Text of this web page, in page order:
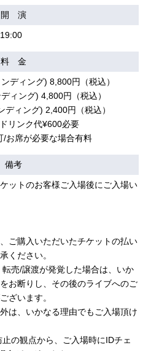
開 演
19:00
料 金
ディング) 8,800円（税込）
ィング) 4,800円（税込）
ディング) 2,400円（税込）
リンク代¥600必要
お席が必要な場合有料
備考
ットのお客様ご入場後にご入場い
ご購入いただいたチケットの払い
ください。
転売/譲渡が発覚した場合は、いか
お断りし、その後のライブへのご
ざいます。
は、いかなる理由でもご入場頂け
の観点から、ご⼊場時にIDチェ